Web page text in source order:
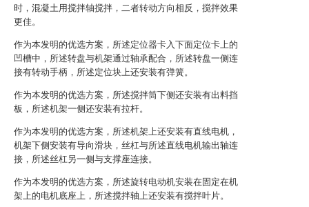
时，混凝土用搅拌轴搅拌，二者转动方向相反，搅拌效果
更佳。
作为本发明的优选方案，所述定位器卡入下面定位卡上的
凹槽中，所述转盘与机架通过轴承配合，所述转盘一侧连
接有转动手柄，所述定位块上还安装有弹簧。
作为本发明的优选方案，所述搅拌筒下侧还安装有出料挡
板，所述机架一侧还安装有拉杆。
作为本发明的优选方案，所述机架上还安装有直线电机，
机架下侧安装有导向滑块，丝杠与所述直线电机输出轴连
接，所述丝杠另一侧与支撑座连接。
作为本发明的优选方案，所述旋转电动机安装在固定在机
架上的电机底座上，所述搅拌轴上还安装有搅拌叶片。